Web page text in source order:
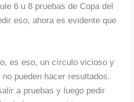
6 u 8 pruebas de Copa del
eso, ahora es evidente que
es eso, un círculo vicioso y
pueden hacer resultados.
a pruebas y luego pedir